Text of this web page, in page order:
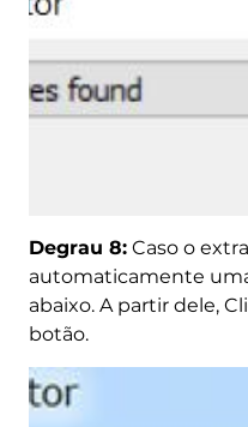
Degrau 8:Caso o
automaticamente
abaixo. A partir dele,
botão.